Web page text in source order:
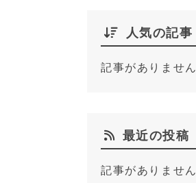
人気の記事
記事がありません
最近の投稿
記事がありません